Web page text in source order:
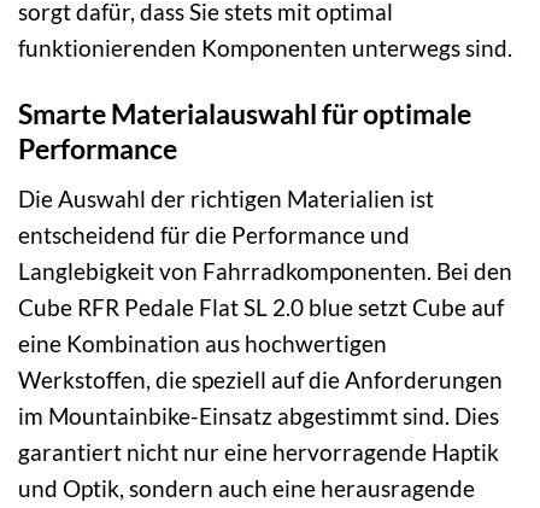
sorgt dafür, dass Sie stets mit optimal
funktionierenden Komponenten unterwegs sind.
Smarte Materialauswahl für optimale
Performance
Die Auswahl der richtigen Materialien ist
entscheidend für die Performance und
Langlebigkeit von Fahrradkomponenten. Bei den
Cube RFR Pedale Flat SL 2.0 blue setzt Cube auf
eine Kombination aus hochwertigen
Werkstoffen, die speziell auf die Anforderungen
im Mountainbike-Einsatz abgestimmt sind. Dies
garantiert nicht nur eine hervorragende Haptik
und Optik, sondern auch eine herausragende